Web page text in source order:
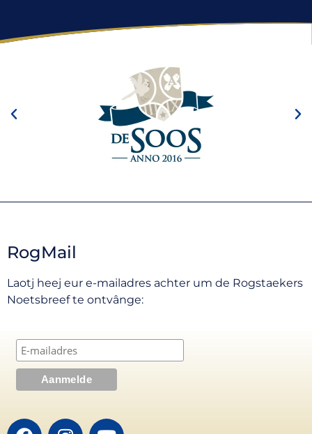
RogMail
Laotj heej eur e-mailadres achter um de Rogstaekers
Noetsbreef te ontvânge: